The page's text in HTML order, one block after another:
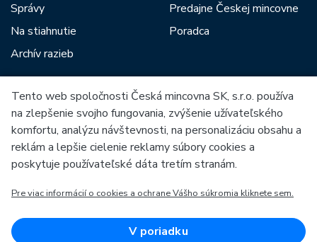
Správy
Na stiahnutie
Archív razieb
Predajne Českej mincovne
Poradca
Medzi našich partnerov patria:
Európska únia
OP Podnikanie a inovácie pre konkurencieschopnosť
Tento web spoločnosti Česká mincovna SK, s.r.o. používa
na zlepšenie svojho fungovania, zvýšenie užívateľského
komfortu, analýzu návštevnosti, na personalizáciu obsahu a
reklám a lepšie cielenie reklamy súbory cookies a
poskytuje používateľské dáta tretím stranám.
Pre viac informácií o cookies a ochrane Vášho súkromia kliknete sem.
V poriadku